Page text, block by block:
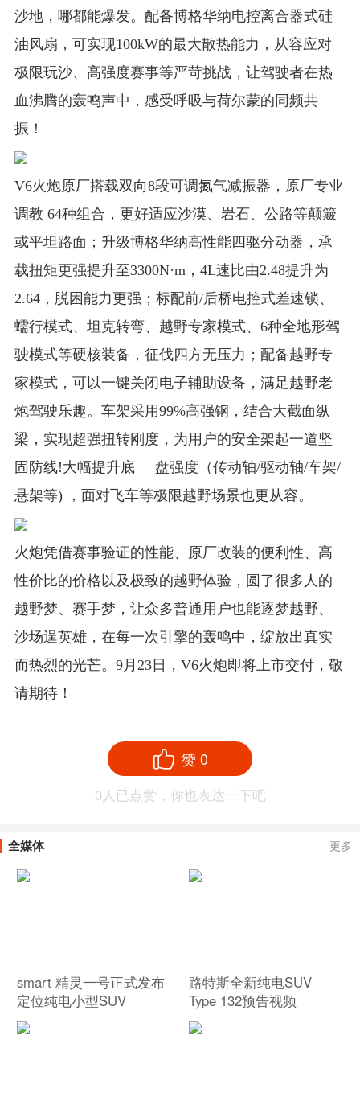
沙地，哪都能爆发。配备博格华纳电控离合器式硅
油风扇，可实现100kW的最大散热能力，从容应对
极限玩沙、高强度赛事等严苛挑战，让驾驶者在热
血沸腾的轰鸣声中，感受呼吸与荷尔蒙的同频共
振！
V6火炮原厂搭载双向8段可调氮气减振器，原厂专业
调教 64种组合，更好适应沙漠、岩石、公路等颠簸
或平坦路面；升级博格华纳高性能四驱分动器，承
载扭矩更强提升至3300N·m，4L速比由2.48提升为
2.64，脱困能力更强；标配前/后桥电控式差速锁、
蠕行模式、坦克转弯、越野专家模式、6种全地形驾
驶模式等硬核装备，征伐四方无压力；配备越野专
家模式，可以一键关闭电子辅助设备，满足越野老
炮驾驶乐趣。车架采用99%高强钢，结合大截面纵
梁，实现超强扭转刚度，为用户的安全架起一道坚
固防线!大幅提升底 盘强度（传动轴/驱动轴/车架/
悬架等) ，面对飞车等极限越野场景也更从容。
火炮凭借赛事验证的性能、原厂改装的便利性、高
性价比的价格以及极致的越野体验，圆了很多人的
越野梦、赛手梦，让众多普通用户也能逐梦越野、
沙场逞英雄，在每一次引擎的轰鸣中，绽放出真实
而热烈的光芒。9月23日，V6火炮即将上市交付，敬
请期待！
赞0
0人已点赞，你也表达一下吧
全媒体 更多
smart 精灵一号正式发布
定位纯电小型SUV
路特斯全新纯电SUV
Type 132预告视频